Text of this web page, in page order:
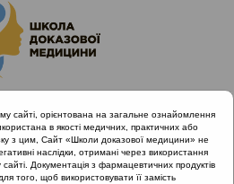
сайті, орієнтована на загальне ознайомлення
в якості медичних, практичних або
з цим, Сайт «Школи доказової медицини» не
наслідки, отримані через використання
Документація з фармацевтичних продуктів
того, щоб використовувати її замість